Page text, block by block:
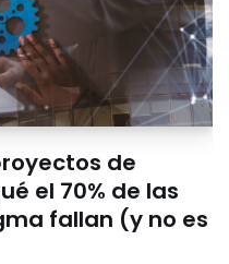
de
el 70% de las
fallan (y no es